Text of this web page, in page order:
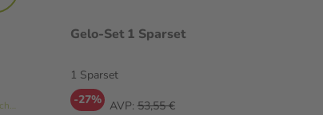
inklusive GeloRevoice 10 St. (Geschmacksrichtung variiert)
Gelo-Set 1 Sparset
1 Sparset
-27% AVP: 53,55 €